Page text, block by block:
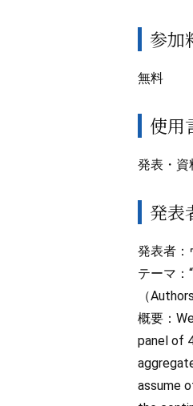
参加
無料
使用
発表・資
発表
発表者：
テーマ：
（
概要：
panel of
assume